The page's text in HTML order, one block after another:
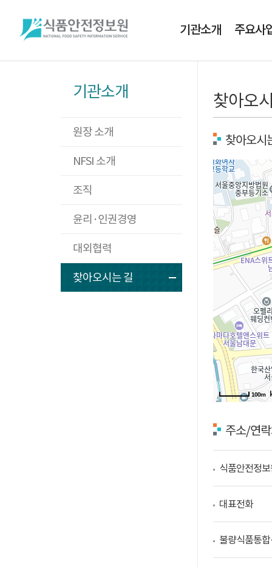
기관소개 주요사
기관소개
원장 소개
NFSI 소개
조직
윤리·인권경영
대외협력
찾아오시는 길
찾아오
찾아오시
100m
주소/연
식품안전정
대표전화
불량식품통